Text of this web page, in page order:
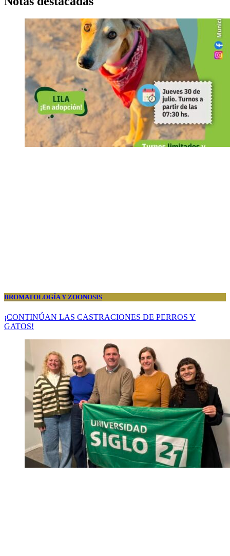
BROMATOLOGÍA Y ZOONOSIS
¡CONTINÚAN LAS CASTRACIONES DE PERROS Y
GATOS!